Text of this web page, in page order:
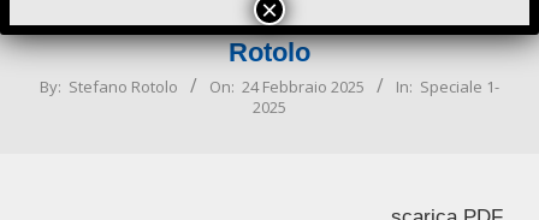
opportunità di riforma di Stefano
Rotolo
By: Stefano Rotolo On: 24 Febbraio 2025 In: Speciale 1-
2025